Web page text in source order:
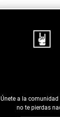
Únete a la comunidad
no te pierdas